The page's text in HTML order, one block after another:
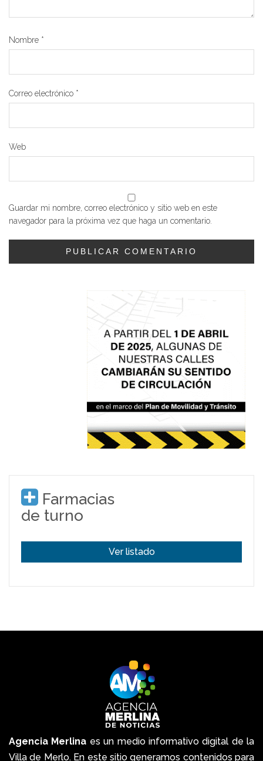
Nombre *
Correo electrónico *
Web
Guardar mi nombre, correo electrónico y sitio web en este
navegador para la próxima vez que haga un comentario.
Farmacias
de turno
Ver listado
Agencia Merlina es un medio informativo digital de la
Villa de Merlo. En este sitio generamos contenidos para